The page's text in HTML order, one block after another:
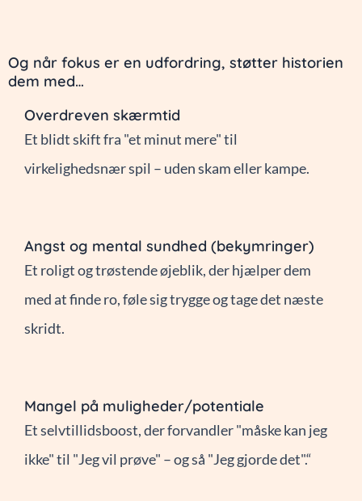
Og når fokus er en udfordring, støtter historien
dem med…
Overdreven skærmtid
Et blidt skift fra "et minut mere" til
virkelighedsnær spil – uden skam eller kampe.
Angst og mental sundhed (bekymringer)
Et roligt og trøstende øjeblik, der hjælper dem
med at finde ro, føle sig trygge og tage det næste
skridt.
Mangel på muligheder/potentiale
Et selvtillidsboost, der forvandler "måske kan jeg
ikke" til "Jeg vil prøve" – og så "Jeg gjorde det".“